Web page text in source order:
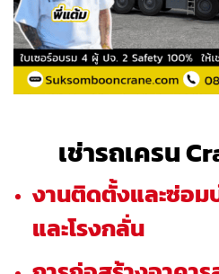
เช่ารถเครน
งานติดตั้งและซ่อม
และโรงกลั่น